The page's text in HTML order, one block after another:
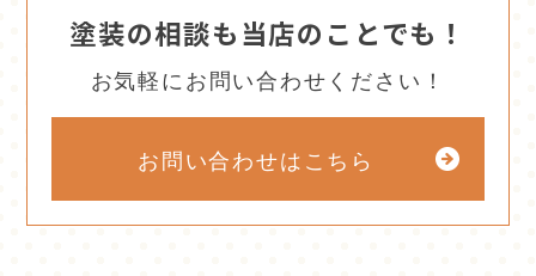
塗装の相談も当店のことでも！
お気軽にお問い合わせください！
お問い合わせはこちら